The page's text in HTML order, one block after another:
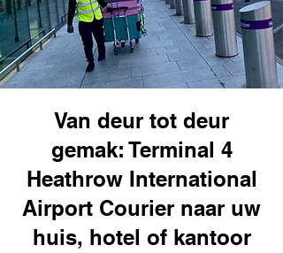
Van deur tot deur
gemak: Terminal 4
Heathrow International
Airport Courier naar uw
huis, hotel of kantoor